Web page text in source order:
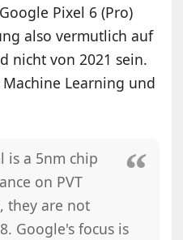
Pixel 6 (Pro)
also vermutlich auf
nicht von 2021 sein.
Learning und
is a 5nm chip
on PVT
they are not
Google's focus is